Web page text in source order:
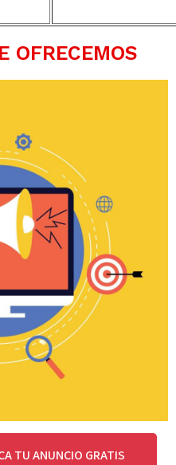
OFRECEMOS
TU ANUNCIO GRATIS